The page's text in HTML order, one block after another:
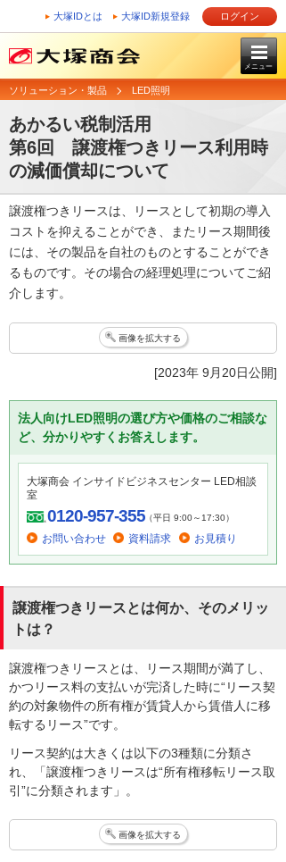
大塚IDとは 大塚ID新規登録 ログイン
メニュー
ソリューション・製品 LED照明
あかるい税制活用
第6回 譲渡権つきリース利用時
の減価償却について
譲渡権つきリースは、リースとして初期の導入
コストを抑えることができ、またリース期間後
には、その製品を自社のものとすることができ
るものです。その場合の経理処理についてご紹
介します。
画像を拡大する
[2023年 9月20日公開]
法人向けLED照明の選び方や価格のご相談な
ど、分かりやすくお答えします。
大塚商会 インサイドビジネスセンター LED相談
室
0120-957-355（平日 9:00～17:30）
お問い合わせ 資料請求 お見積り
譲渡権つきリースとは何か、そのメリッ
トは？
譲渡権つきリースとは、リース期間が満了し、
かつリース料の支払いが完済した時に“リース契
約の対象物件の所有権が賃貸人から賃借人に移
転するリース”です。
リース契約は大きくは以下の3種類に分類さ
れ、「譲渡権つきリースは“所有権移転リース取
引”に分類されます」。
画像を拡大する